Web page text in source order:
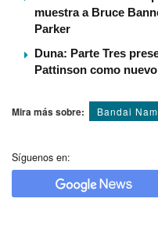
muestra a Bruce
Parker
Duna: Parte Tres
Pattinson como
Mira más sobre: Bandai
Síguenos en: